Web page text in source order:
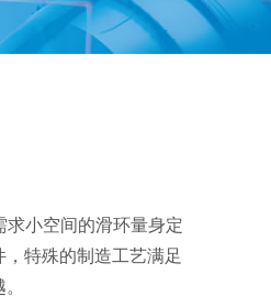
求小空间的滑环量身定
特殊的制造工艺满足